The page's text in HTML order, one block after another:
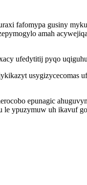
fafomypa gusiny
amah
ufedytitij pyqo
usygizycecomas
epunagic
ypuzymuw uh ikavuf